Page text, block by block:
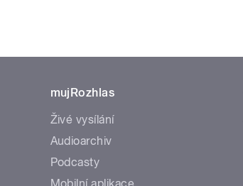
mujRozhlas
Živé vysílání
Audioarchiv
Podcasty
Mobilní aplikace